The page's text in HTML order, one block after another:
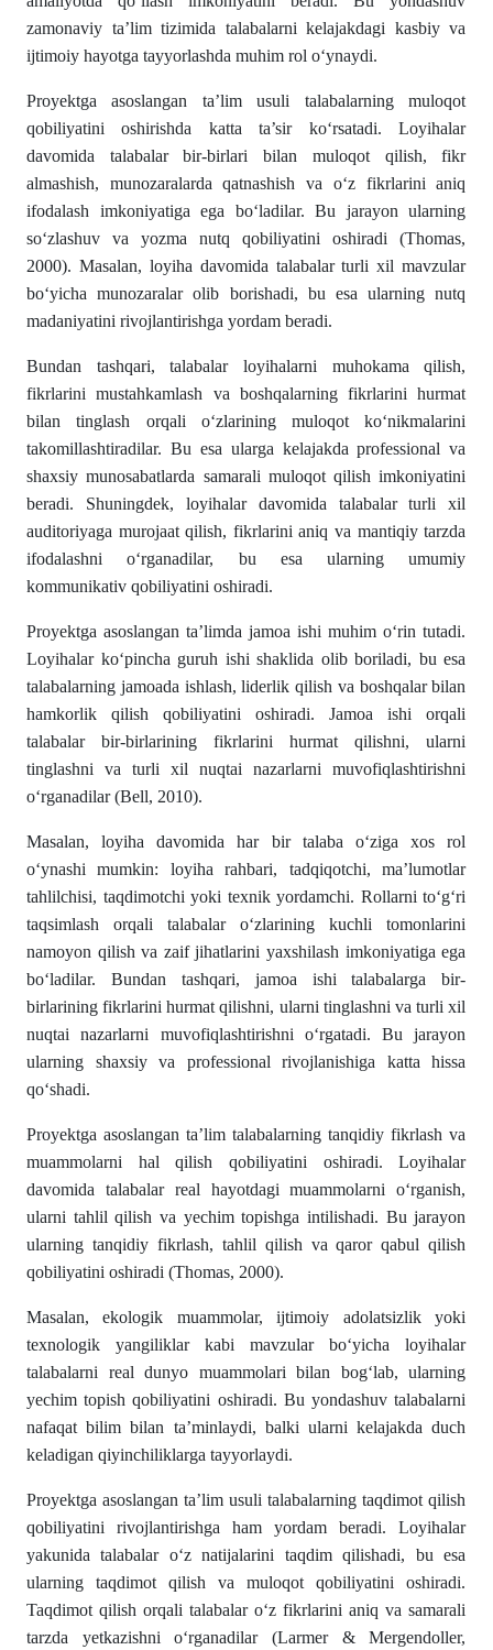
zamonaviy ta’lim tizimida talabalarni kelajakdagi kasbiy va
ijtimoiy hayotga tayyorlashda muhim rol o‘ynaydi.
Proyektga asoslangan ta’lim usuli talabalarning muloqot
qobiliyatini oshirishda katta ta’sir ko‘rsatadi. Loyihalar
davomida talabalar bir-birlari bilan muloqot qilish, fikr
almashish, munozaralarda qatnashish va o‘z fikrlarini aniq
ifodalash imkoniyatiga ega bo‘ladilar. Bu jarayon ularning
so‘zlashuv va yozma nutq qobiliyatini oshiradi (Thomas,
2000). Masalan, loyiha davomida talabalar turli xil mavzular
bo‘yicha munozaralar olib borishadi, bu esa ularning nutq
madaniyatini rivojlantirishga yordam beradi.
Bundan tashqari, talabalar loyihalarni muhokama qilish,
fikrlarini mustahkamlash va boshqalarning fikrlarini hurmat
bilan tinglash orqali o‘zlarining muloqot ko‘nikmalarini
takomillashtiradilar. Bu esa ularga kelajakda professional va
shaxsiy munosabatlarda samarali muloqot qilish imkoniyatini
beradi. Shuningdek, loyihalar davomida talabalar turli xil
auditoriyaga murojaat qilish, fikrlarini aniq va mantiqiy tarzda
ifodalashni o‘rganadilar, bu esa ularning umumiy
kommunikativ qobiliyatini oshiradi.
Proyektga asoslangan ta’limda jamoa ishi muhim o‘rin tutadi.
Loyihalar ko‘pincha guruh ishi shaklida olib boriladi, bu esa
talabalarning jamoada ishlash, liderlik qilish va boshqalar bilan
hamkorlik qilish qobiliyatini oshiradi. Jamoa ishi orqali
talabalar bir-birlarining fikrlarini hurmat qilishni, ularni
tinglashni va turli xil nuqtai nazarlarni muvofiqlashtirishni
o‘rganadilar (Bell, 2010).
Masalan, loyiha davomida har bir talaba o‘ziga xos rol
o‘ynashi mumkin: loyiha rahbari, tadqiqotchi, ma’lumotlar
tahlilchisi, taqdimotchi yoki texnik yordamchi. Rollarni to‘g‘ri
taqsimlash orqali talabalar o‘zlarining kuchli tomonlarini
namoyon qilish va zaif jihatlarini yaxshilash imkoniyatiga ega
bo‘ladilar. Bundan tashqari, jamoa ishi talabalarga bir-
birlarining fikrlarini hurmat qilishni, ularni tinglashni va turli xil
nuqtai nazarlarni muvofiqlashtirishni o‘rgatadi. Bu jarayon
ularning shaxsiy va professional rivojlanishiga katta hissa
qo‘shadi.
Proyektga asoslangan ta’lim talabalarning tanqidiy fikrlash va
muammolarni hal qilish qobiliyatini oshiradi. Loyihalar
davomida talabalar real hayotdagi muammolarni o‘rganish,
ularni tahlil qilish va yechim topishga intilishadi. Bu jarayon
ularning tanqidiy fikrlash, tahlil qilish va qaror qabul qilish
qobiliyatini oshiradi (Thomas, 2000).
Masalan, ekologik muammolar, ijtimoiy adolatsizlik yoki
texnologik yangiliklar kabi mavzular bo‘yicha loyihalar
talabalarni real dunyo muammolari bilan bog‘lab, ularning
yechim topish qobiliyatini oshiradi. Bu yondashuv talabalarni
nafaqat bilim bilan ta’minlaydi, balki ularni kelajakda duch
keladigan qiyinchiliklarga tayyorlaydi.
Proyektga asoslangan ta’lim usuli talabalarning taqdimot qilish
qobiliyatini rivojlantirishga ham yordam beradi. Loyihalar
yakunida talabalar o‘z natijalarini taqdim qilishadi, bu esa
ularning taqdimot qilish va muloqot qobiliyatini oshiradi.
Taqdimot qilish orqali talabalar o‘z fikrlarini aniq va samarali
tarzda yetkazishni o‘rganadilar (Larmer & Mergendoller,